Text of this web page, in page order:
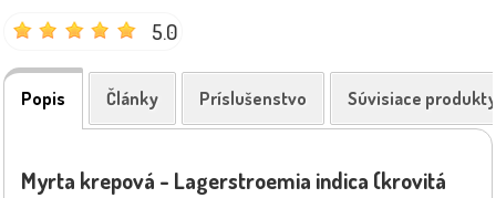
5.0
Popis Články Príslušenstvo Súvisiace produkty
Myrta krepová - Lagerstroemia indica (krovitá